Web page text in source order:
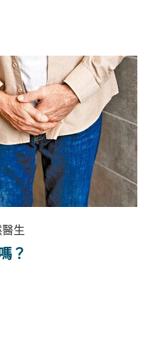
生
？